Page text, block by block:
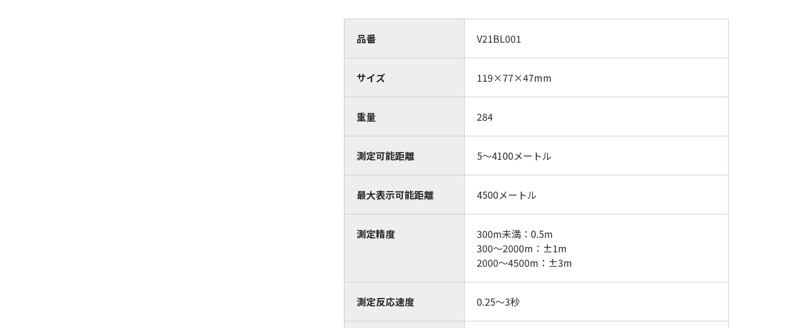
品番 V21BL001
サイズ 119×77×47mm
重量 284
測定可能距離 5〜4100メートル
最大表示可能距離 4500メートル
測定精度
300m未満：0.5m
300～2000m：±1m
2000～4500m：±3m
測定反応速度 0.25～3秒